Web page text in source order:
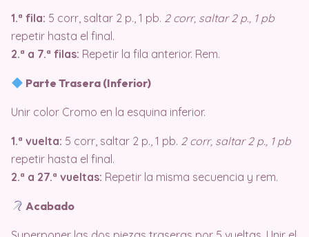
1.ª fila: 5 corr, saltar 2 p., 1 pb. 2 corr, saltar 2 p., 1 pb
repetir hasta el final.
2.ª a 7.ª filas: Repetir la fila anterior. Rem.
Parte Trasera (Inferior)
Unir color Cromo en la esquina inferior.
1.ª vuelta: 5 corr, saltar 2 p., 1 pb. 2 corr, saltar 2 p., 1 pb
repetir hasta el final.
2.ª a 27.ª vueltas: Repetir la misma secuencia y rem.
Acabado